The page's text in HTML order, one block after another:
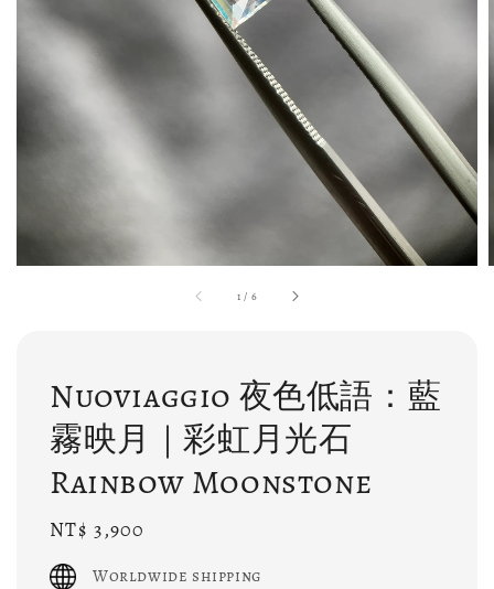
1 / 6
Nuoviaggio 夜色低語：藍
霧映月｜彩虹月光石
Rainbow Moonstone
Regular
price
NT$ 3,900
Worldwide shipping